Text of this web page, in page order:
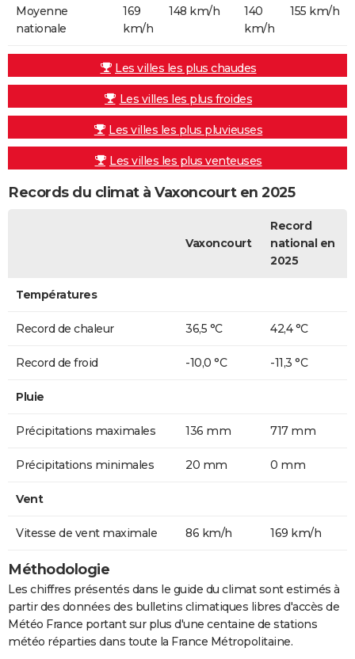
Moyenne
nationale
169
km/h
148 km/h
140
km/h
155 km/h
Les villes les plus chaudes
Les villes les plus froides
Les villes les plus pluvieuses
Les villes les plus venteuses
Records du climat à Vaxoncourt en 2025
Vaxoncourt
Record
national en
2025
Températures
Record de chaleur 36,5 °C 42,4 °C
Record de froid -10,0 °C -11,3 °C
Pluie
Précipitations maximales 136 mm 717 mm
Précipitations minimales 20 mm 0 mm
Vent
Vitesse de vent maximale 86 km/h 169 km/h
Méthodologie
Les chiffres présentés dans le guide du climat sont estimés à
partir des données des bulletins climatiques libres d'accès de
Météo France portant sur plus d'une centaine de stations
météo réparties dans toute la France Métropolitaine.